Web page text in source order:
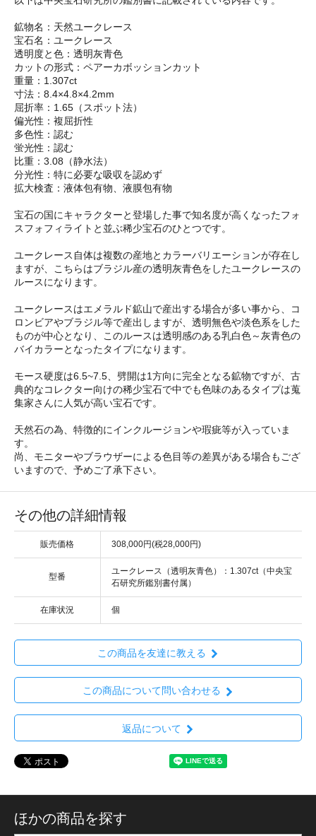
鉱物名：天然ユークレース
宝石名：ユークレース
透明度と色：透明灰青色
カットの形式：ペアーカボッションカット
重量：1.307ct
寸法：8.4×4.8×4.2mm
屈折率：1.65（スポット法）
偏光性：複屈折性
多色性：認む
蛍光性：認む
比重：3.08（静水法）
分光性：特に必要な吸収を認めず
拡大検査：液体包有物、液膜包有物
宝石の国にキャラクターと登場した事で知名度が高くなったフォ
スフォフィライトと並ぶ稀少宝石のひとつです。
ユークレース自体は複数の産地とカラーバリエーションが存在し
ますが、こちらはブラジル産の透明灰青色をしたユークレースの
ルースになります。
ユークレースはエメラルド鉱山で産出する場合が多い事から、コ
ロンビアやブラジル等で産出しますが、透明無色や淡色系をした
ものが中心となり、このルースは透明感のある乳白色～灰青色の
バイカラーとなったタイプになります。
モース硬度は6.5~7.5、劈開は1方向に完全となる鉱物ですが、古
典的なコレクター向けの稀少宝石で中でも色味のあるタイプは蒐
集家さんに人気が高い宝石です。
天然石の為、特徴的にインクルージョンや瑕疵等が入っていま
す。
尚、モニターやブラウザーによる色目等の差異がある場合もござ
いますので、予めご了承下さい。
その他の詳細情報
販売価格 308,000円(税28,000円)
型番
ユークレース（透明灰青色）：1.307ct（中央宝
石研究所鑑別書付属）
在庫状況 個
この商品を友達に教える
この商品について問い合わせる
返品について
ほかの商品を探す